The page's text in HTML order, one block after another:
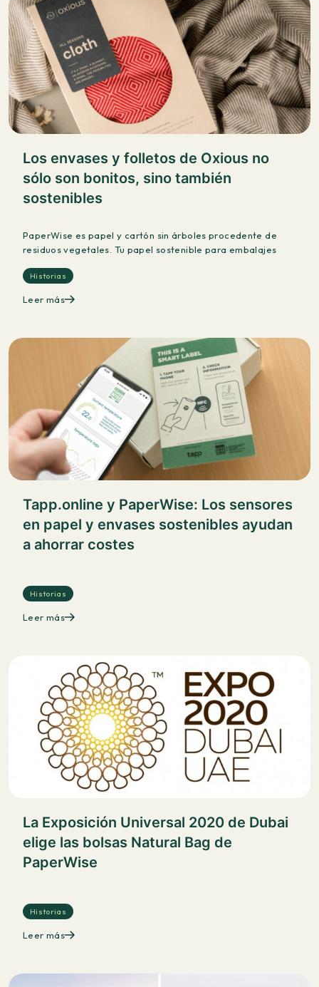
Los envases y folletos de Oxious no
sólo son bonitos, sino también
sostenibles
PaperWise es papel y cartón sin árboles procedente de
residuos vegetales. Tu papel sostenible para embalajes
Historias
Leer más
Tapp.online y PaperWise: Los sensores
en papel y envases sostenibles ayudan
a ahorrar costes
Historias
Leer más
La Exposición Universal 2020 de Dubai
elige las bolsas Natural Bag de
PaperWise
Historias
Leer más